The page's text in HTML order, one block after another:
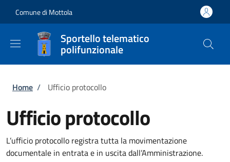
Comune di Mottola
Sportello telematico
polifunzionale
Briciole di pane
Home / Ufficio protocollo
Ufficio protocollo
L’ufficio protocollo registra tutta la movimentazione
documentale in entrata e in uscita dall’Amministrazione.